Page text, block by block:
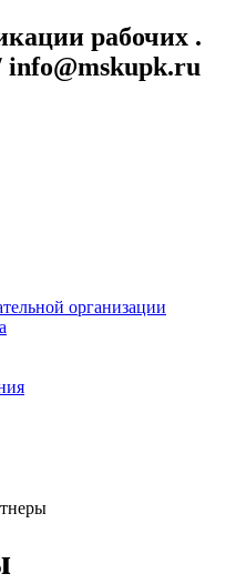
рабочих .
info@mskupk.ru
организации